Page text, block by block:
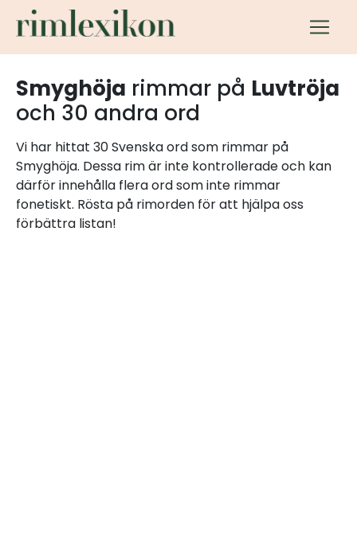
Smyghöja rimmar på Luvtröja
och 30 andra ord
Vi har hittat 30 Svenska ord som rimmar på
Smyghöja. Dessa rim är inte kontrollerade och kan
därför innehålla flera ord som inte rimmar
fonetiskt. Rösta på rimorden för att hjälpa oss
förbättra listan!